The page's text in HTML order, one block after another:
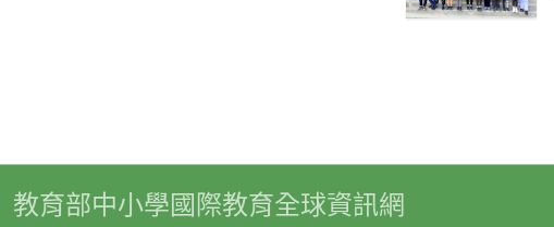
教育部中小學國際教育全球資訊網